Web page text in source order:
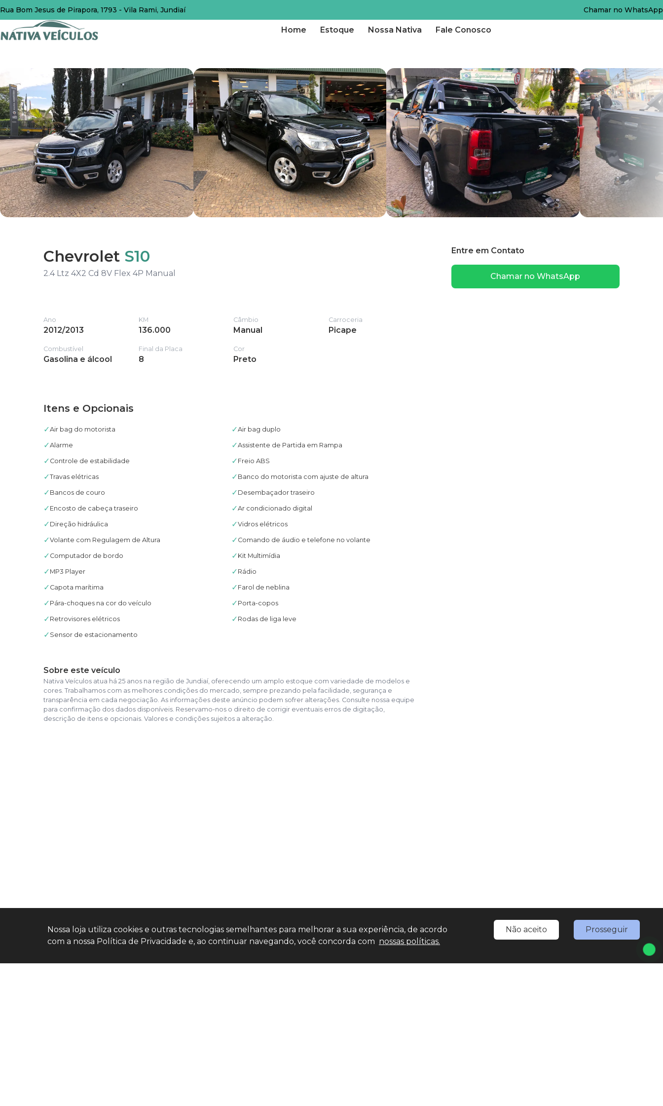
Rua Bom Jesus de Pirapora, 1793 - Vila Rami, Jundiaí Chamar no WhatsApp
Home Estoque Nossa Nativa Fale Conosco
Chevrolet S10
2.4 Ltz 4X2 Cd 8V Flex 4P Manual
Ano
2012/2013
KM
136.000
Câmbio
Manual
Carroceria
Picape
Combustível
Gasolina e álcool
Final da Placa
8
Cor
Preto
Itens e Opcionais
✓Air bag do motorista ✓Air bag duplo
✓Alarme ✓Assistente de Partida em Rampa
✓ Controle de estabilidade ✓ Freio ABS
✓Travas elétricas ✓ Banco do motorista com ajuste de altura
✓ Bancos de couro ✓ Desembaçador traseiro
✓ Encosto de cabeça traseiro ✓Ar condicionado digital
✓ Direção hidráulica ✓Vidros elétricos
✓Volante com Regulagem de Altura ✓ Comando de áudio e telefone no volante
✓ Computador de bordo ✓ Kit Multimídia
✓ MP3 Player ✓ Rádio
✓ Capota marítima ✓ Farol de neblina
✓ Pára-choques na cor do veículo ✓ Porta-copos
✓ Retrovisores elétricos ✓ Rodas de liga leve
✓ Sensor de estacionamento
Sobre este veículo
Nativa Veículos atua há 25 anos na região de Jundiaí, oferecendo um amplo estoque com variedade de modelos e
cores. Trabalhamos com as melhores condições do mercado, sempre prezando pela facilidade, segurança e
transparência em cada negociação. As informações deste anúncio podem sofrer alterações. Consulte nossa equipe
para confirmação dos dados disponíveis. Reservamo-nos o direito de corrigir eventuais erros de digitação,
descrição de itens e opcionais. Valores e condições sujeitos a alteração.
Entre em Contato
Chamar no WhatsApp
Nossa loja utiliza cookies e outras tecnologias semelhantes para melhorar a sua experiência, de acordo
com a nossa Política de Privacidade e, ao continuar navegando, você concorda com nossas políticas.
Não aceito Prosseguir